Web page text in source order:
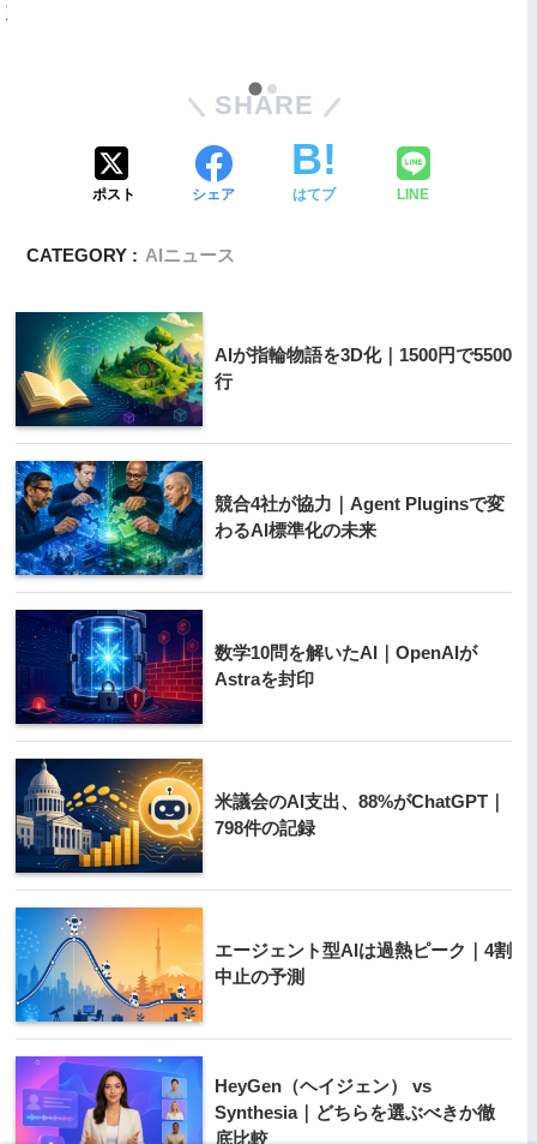
SHARE
ポスト シェア はてブ LINE
CATEGORY : AIニュース
AIが指輪物語を3D化｜1500円で5500
行
競合4社が協力｜Agent Pluginsで変
わるAI標準化の未来
数学10問を解いたAI｜OpenAIが
Astraを封印
米議会のAI支出、88%がChatGPT｜
798件の記録
エージェント型AIは過熱ピーク｜4割
中止の予測
HeyGen（ヘイジェン） vs
Synthesia｜どちらを選ぶべきか徹
底比較